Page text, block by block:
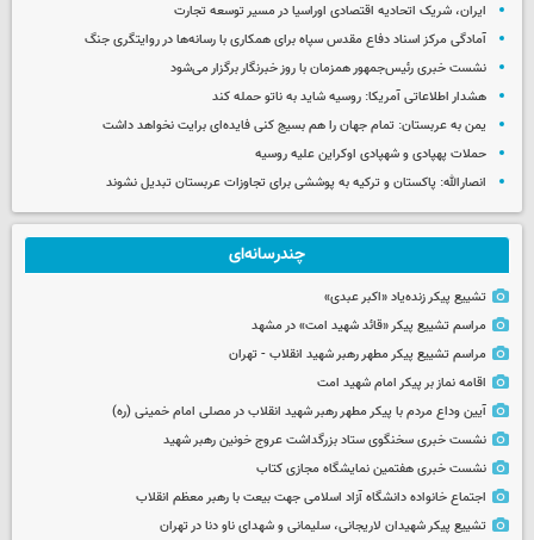
ایران، شریک اتحادیه اقتصادی اوراسیا در مسیر توسعه تجارت
آمادگی مرکز اسناد دفاع مقدس سپاه برای همکاری با رسانه‌ها در روایتگری جنگ
نشست خبری رئیس‌جمهور همزمان با روز خبرنگار برگزار می‌شود
هشدار اطلاعاتی آمریکا: روسیه شاید به ناتو حمله کند
یمن به عربستان: تمام جهان را هم بسیج کنی فایده‌ای برایت نخواهد داشت
حملات پهپادی و شهپادی اوکراین علیه روسیه
انصارالله: پاکستان و ترکیه به پوششی برای تجاوزات عربستان تبدیل نشوند
چندرسانه‌ای
تشییع پیکر زنده‌یاد «اکبر عبدی»
مراسم تشییع پیکر «قائد شهید امت» در مشهد
مراسم تشییع پیکر مطهر رهبر شهید انقلاب - تهران
اقامه نماز بر پیکر امام شهید امت
آیین وداع مردم با پیکر مطهر رهبر شهید انقلاب در مصلی امام خمینی (ره)
نشست خبری سخنگوی ستاد بزرگداشت عروج خونین رهبر شهید
نشست خبری هفتمین نمایشگاه مجازی کتاب
اجتماع خانواده دانشگاه آزاد اسلامی جهت بیعت با رهبر معظم انقلاب
تشییع پیکر شهیدان لاریجانی، سلیمانی و شهدای ناو دنا در تهران